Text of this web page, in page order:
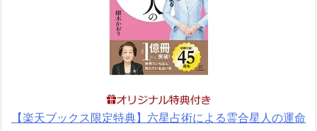
【楽天ブックス限定特典】六星占術による霊合星人の運命